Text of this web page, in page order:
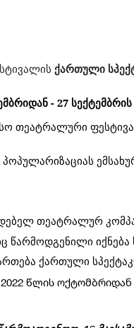
ს ქართული
- 27 სექტემბრის
თეატრალური
თეატრალურ
წარმოდგენილი იქნება
ქართული
წლის ოქტომბრიდან